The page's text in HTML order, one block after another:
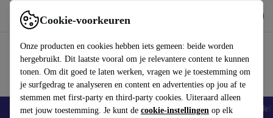
Cookie-voorkeuren
Onze producten en cookies hebben iets gemeen: beide worden
hergebruikt. Dit laatste vooral om je relevantere content te kunnen
tonen. Om dit goed te laten werken, vragen we je toestemming om
je surfgedrag te analyseren en content en advertenties op jou af te
stemmen met first-party en third-party cookies. Uiteraard alleen
met jouw toestemming. Je kunt de cookie-instellingen op elk
Gebruik refurbed snel en eenvoudig
Smartphones Laptops Tablets Smartwatches Accessoires